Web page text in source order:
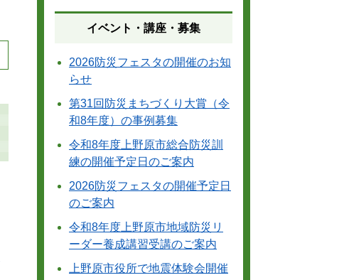
イベント・講座・募集
2026防災フェスタの開催のお知
らせ
第31回防災まちづくり大賞（令
和8年度）の事例募集
令和8年度上野原市総合防災訓
練の開催予定日のご案内
2026防災フェスタの開催予定日
のご案内
令和8年度上野原市地域防災リ
ーダー養成講習受講のご案内
上野原市役所で地震体験会開催